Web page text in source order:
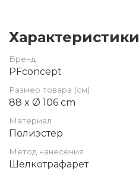
Характеристики
Бренд
PFconcept
Размер товара (см)
88 x Ø 106 cm
Материал
Полиэстер
Метод нанесения
Шелкотрафарет